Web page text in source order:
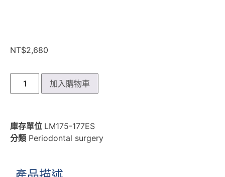
NT$2,680
加入購物車
庫存單位 LM175-177ES
分類 Periodontal surgery